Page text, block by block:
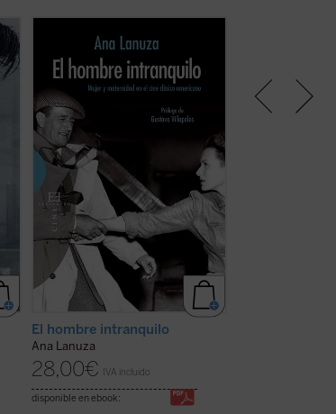
Este libro ofrece una visión crítica
de más de 300 películas que nos
permite comprender mejor la
historia y el sentido del cine de
nuestros días, así como la
importancia de la mujer y la
maternidad en una sociedad que
exige su permanente
reubicación....
(ver ficha)
El hombre intranquilo
Ana Lanuza
28,00€ IVA incluido
disponible en ebook:
recibido en el
Destaca el